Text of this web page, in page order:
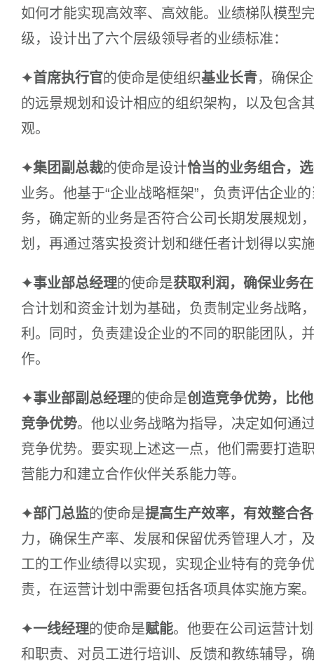
如何才能实现高效率、高效能。业绩梯队模型
级，设计出了六个层级领导者的业绩标准：
✦首席执行官的使命是使组织基业长青，确保
的远景规划和设计相应的组织架构，以及包含
观。
✦集团副总裁的使命是设计恰当的业务组合，
业务。他基于“企业战略框架”，负责评估企业
务，确定新的业务是否符合公司长期发展规划
划，再通过落实投资计划和继任者计划得以实
✦事业部总经理的使命是获取利润，确保业务
合计划和资金计划为基础，负责制定业务战略
利。同时，负责建设企业的不同的职能团队，
作。
✦事业部副总经理的使命是创造竞争优势，比
竞争优势。他以业务战略为指导，决定如何通
竞争优势。要实现上述这一点，他们需要打造
营能力和建立合作伙伴关系能力等。
✦部门总监的使命是提高生产效率，有效整合
力，确保生产率、发展和保留优秀管理人才，
工的工作业绩得以实现，实现企业特有的竞争
责，在运营计划中需要包括各项具体实施方案
✦一线经理的使命是赋能。他要在公司运营计
和职责、对员工进行培训、反馈和教练辅导，